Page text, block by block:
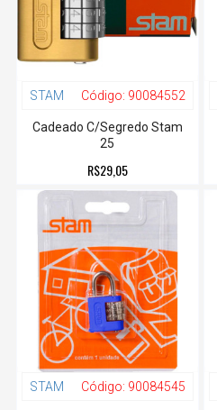
STAM Código: 90084552
Cadeado C/Segredo Stam
25
R$29,05
STAM Código: 90084545